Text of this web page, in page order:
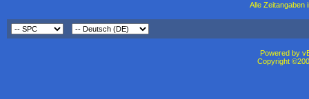
Alle Zeitangaben
Powered by
Copyright